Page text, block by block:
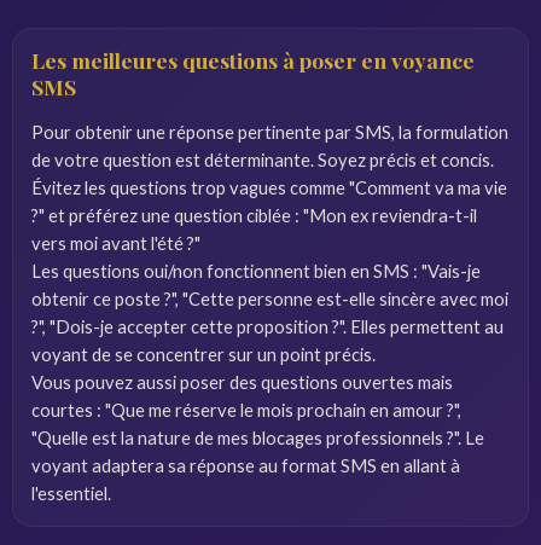
Les meilleures questions à poser en voyance
SMS
Pour obtenir une réponse pertinente par SMS, la formulation
de votre question est déterminante. Soyez précis et concis.
Évitez les questions trop vagues comme "Comment va ma vie
?" et préférez une question ciblée : "Mon ex reviendra-t-il
vers moi avant l'été ?"
Les questions oui/non fonctionnent bien en SMS : "Vais-je
obtenir ce poste ?", "Cette personne est-elle sincère avec moi
?", "Dois-je accepter cette proposition ?". Elles permettent au
voyant de se concentrer sur un point précis.
Vous pouvez aussi poser des questions ouvertes mais
courtes : "Que me réserve le mois prochain en amour ?",
"Quelle est la nature de mes blocages professionnels ?". Le
voyant adaptera sa réponse au format SMS en allant à
l'essentiel.